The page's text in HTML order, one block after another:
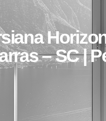
– SC |